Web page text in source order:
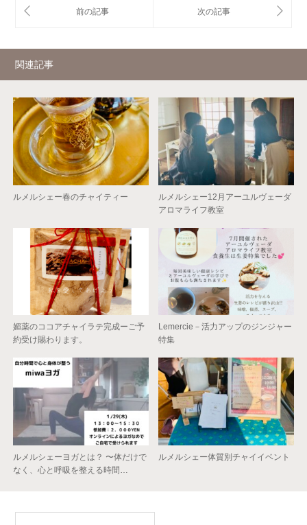
関連記事
ルメルシェー春のチャイティー
ルメルシェー12月アーユルヴェーダ
アロマライフ教室
媚薬のココアチャイラテ完成ーご予
約受け賜わります。
Lemercie－活力アップのジンジャー
特集
ルメルシェーヨガとは？ 〜体だけで
なく、心と呼吸を整える時間…
ルメルシェー体質別チャイイベント